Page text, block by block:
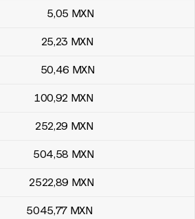
na peso meksykańskiego
5,05 MXN
25,23 MXN
50,46 MXN
100,92 MXN
252,29 MXN
504,58 MXN
2522,89 MXN
5045,77 MXN